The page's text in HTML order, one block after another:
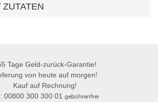
ZUTATEN
Tage Geld-zurück-Garantie!
von heute auf morgen!
Kauf auf Rechnung!
00800 300 300 01 gebührenfrei